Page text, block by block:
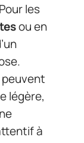
les
ou en
légère,
à